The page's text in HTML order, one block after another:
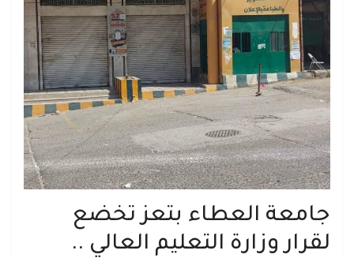
جامعة العطاء بتعز تخضع
لقرار وزارة التعليم العالي ..